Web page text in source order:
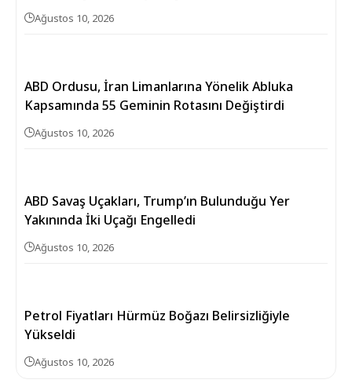
Ağustos 10, 2026
ABD Ordusu, İran Limanlarına Yönelik Abluka
Kapsamında 55 Geminin Rotasını Değiştirdi
Ağustos 10, 2026
ABD Savaş Uçakları, Trump’ın Bulunduğu Yer
Yakınında İki Uçağı Engelledi
Ağustos 10, 2026
Petrol Fiyatları Hürmüz Boğazı Belirsizliğiyle
Yükseldi
Ağustos 10, 2026